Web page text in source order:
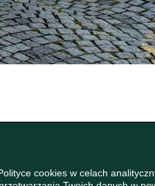
cookies w celach